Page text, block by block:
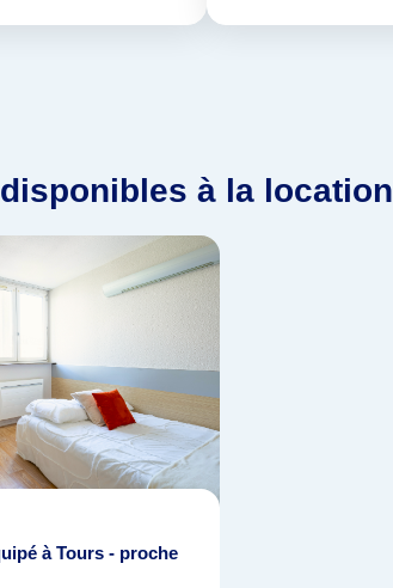
à la location
à Tours - proche